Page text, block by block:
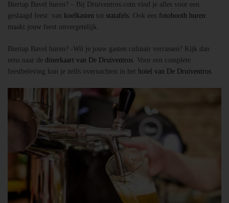
Biertap Bavel huren? – Bij Druiventros.com vind je alles voor een
geslaagd feest: van koelkasten tot statafels. Ook een fotobooth huren
maakt jouw feest onvergetelijk.
Biertap Bavel huren? -Wil je jouw gasten culinair verrassen? Kijk dan
eens naar de dinerkaart van De Druiventros. Voor een complete
feestbeleving kun je zelfs overnachten in het hotel van De Druiventros.